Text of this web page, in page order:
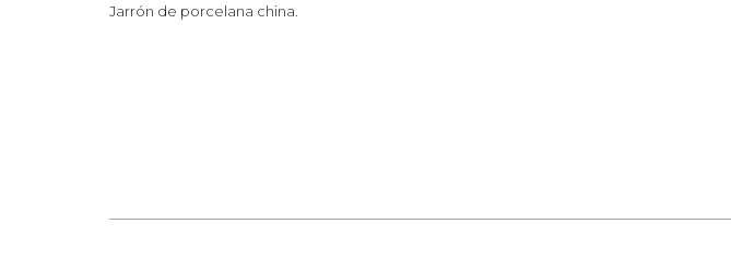
Jarrón de porcelana china.